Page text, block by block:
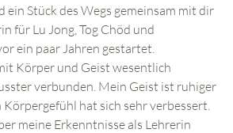
ein Stück des Wegs gemeinsam mit dir
für Lu Jong, Tog Chöd und
ein paar Jahren gestartet.
Körper und Geist wesentlich
verbunden. Mein Geist ist ruhiger
hat sich sehr verbessert.
meine Erkenntnisse als Lehrerin